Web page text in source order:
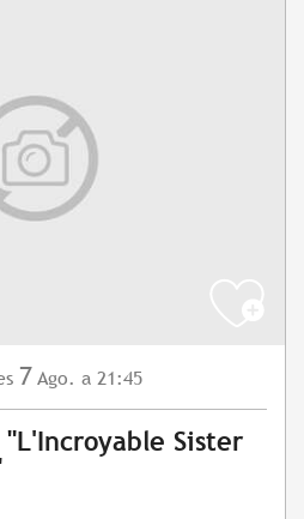
7 Ago. a 21:45
Sister